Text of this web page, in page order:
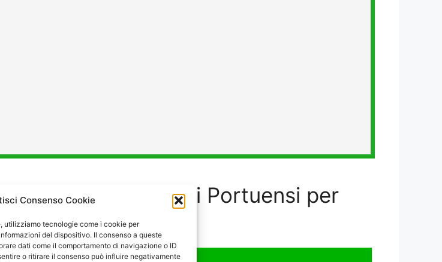
Consenso Cookie
utilizziamo tecnologie come i cookie per
del dispositivo. Il consenso a queste
dati come il comportamento di navigazione o ID
o ritirare il consenso può influire negativamente
a Colli Portuensi per